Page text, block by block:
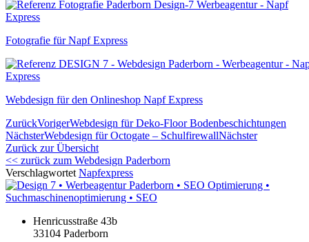
Fotografie für Napf Express
Webdesign für den Onlineshop Napf Express
ZurückVorigerWebdesign für Deko-Floor Bodenbeschichtungen
NächsterWebdesign für Octogate – SchulfirewallNächster
Zurück zur Übersicht
<< zurück zum Webdesign Paderborn
Verschlagwortet Napfexpress
Henricusstraße 43b
33104 Paderborn